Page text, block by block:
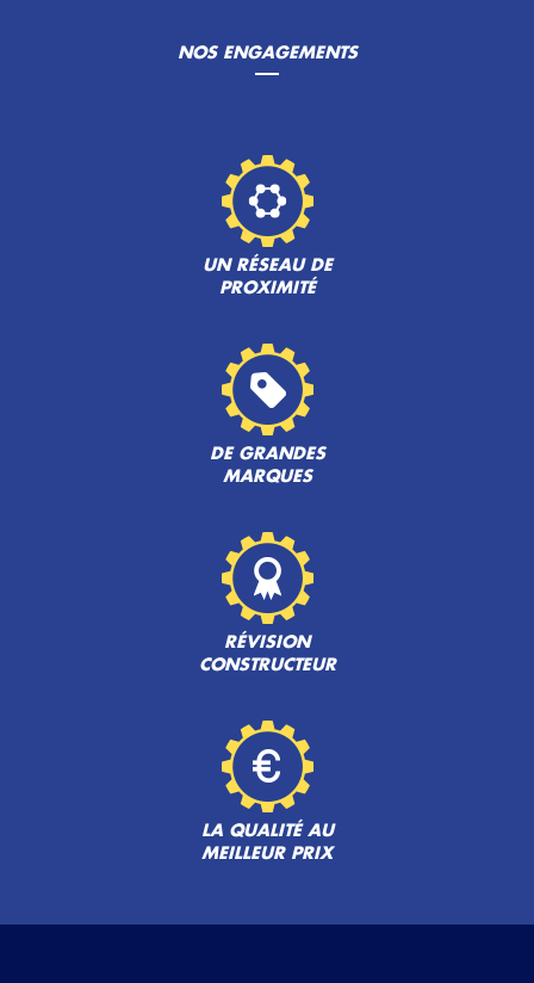
NOS ENGAGEMENTS
UN RÉSEAU DE
PROXIMITÉ
DE GRANDES
MARQUES
RÉVISION
CONSTRUCTEUR
LA QUALITÉ AU
MEILLEUR PRIX